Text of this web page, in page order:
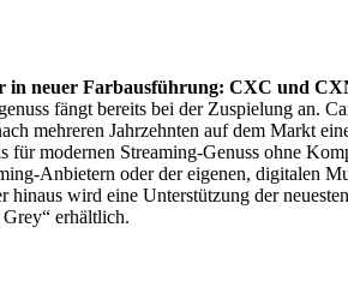
in neuer Farbausführung: CXC und
fängt bereits bei der Zuspielung an.
mehreren Jahrzehnten auf dem Markt
für modernen Streaming-Genuss ohne
Anbietern oder der eigenen, digitalen
hinaus wird eine Unterstützung der
erhältlich.